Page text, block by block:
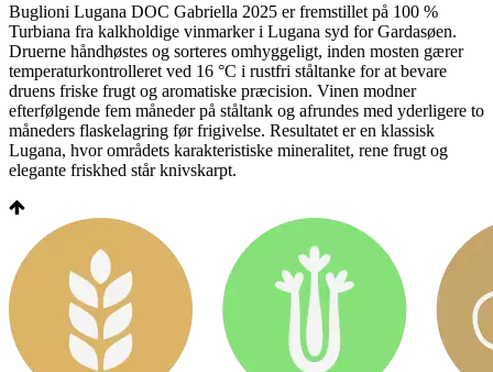
Buglioni Lugana DOC Gabriella 2025 er fremstillet på 100 %
Turbiana fra kalkholdige vinmarker i Lugana syd for Gardasøen.
Druerne håndhøstes og sorteres omhyggeligt, inden mosten gærer
temperaturkontrolleret ved 16 °C i rustfri ståltanke for at bevare
druens friske frugt og aromatiske præcision. Vinen modner
efterfølgende fem måneder på ståltank og afrundes med yderligere to
måneders flaskelagring før frigivelse. Resultatet er en klassisk
Lugana, hvor områdets karakteristiske mineralitet, rene frugt og
elegante friskhed står knivskarpt.